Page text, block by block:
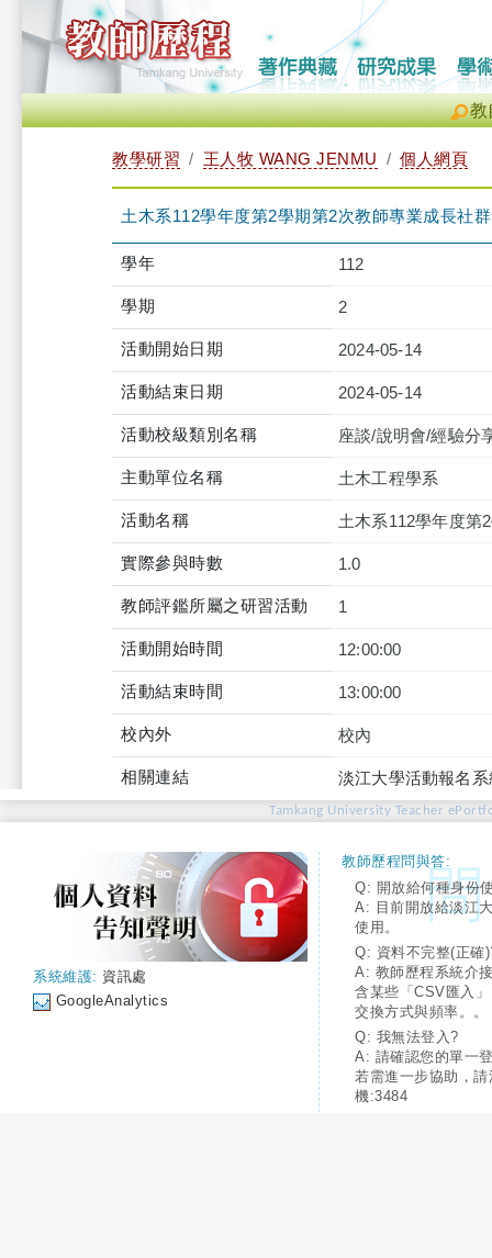
教
教學研習 王人牧 WANG JENMU 個人網頁
土木系112學年度第2學期第2次教師專業成長社
學年 112
學期 2
活動開始日期 2024-05-14
活動結束日期 2024-05-14
活動校級類別名稱 座談/說明會/經驗分
主動單位名稱 土木工程學系
活動名稱 土木系112學年度第
實際參與時數 1.0
教師評鑑所屬之研習活動 1
活動開始時間 12:00:00
活動結束時間 13:00:00
校內外 校內
相關連結 淡江大學活動報名
Tamkang University Teacher
系統維護: 資訊處
GoogleAnalytics
教師歷程問與答:
Q: 開放給何種身份
A: 目前開放給淡江
使用。
Q: 資料不完整(正確
A: 教師歷程系統介
含某些「CSV匯入
交換方式與頻率。。
Q: 我無法登入?
A: 請確認您的單一
若需進一步協助，
機:3484